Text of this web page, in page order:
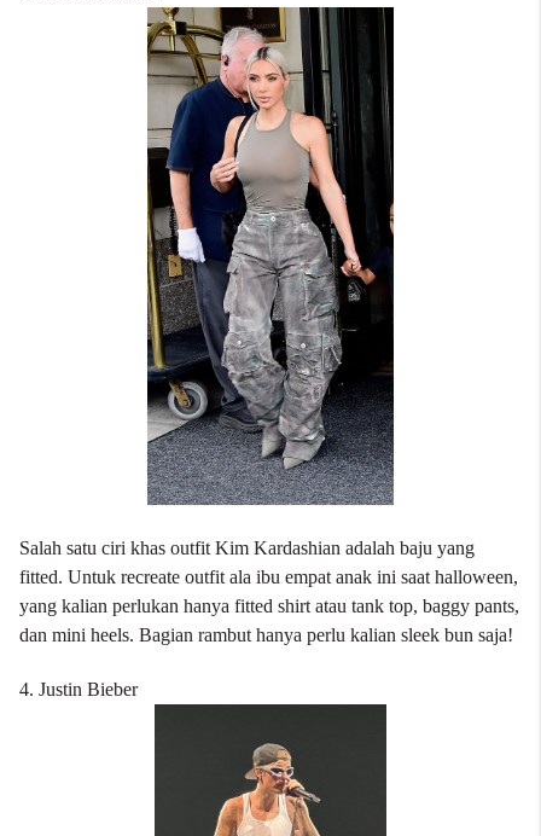
Salah satu ciri khas outfit Kim Kardashian adalah baju yang
fitted. Untuk recreate outfit ala ibu empat anak ini saat halloween,
yang kalian perlukan hanya fitted shirt atau tank top, baggy pants,
dan mini heels. Bagian rambut hanya perlu kalian sleek bun saja!
4. Justin Bieber